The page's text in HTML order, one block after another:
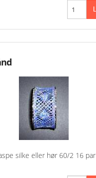
silke eller hør 60/2 16 par